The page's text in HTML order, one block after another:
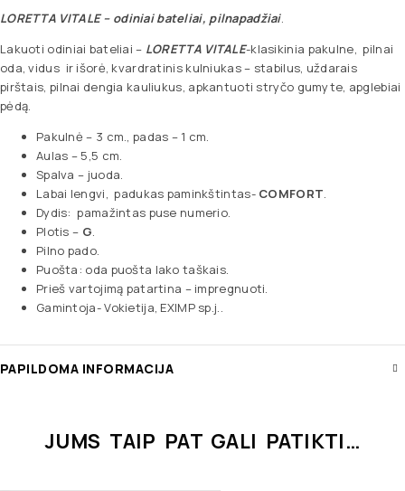
LORETTA VITALE– odiniai bateliai, pilnapadžiai.
Lakuoti odiniai bateliai – LORETTA VITALE-klasikinia pakulne, pilnai
oda, vidus ir išorė, kvardratinis kulniukas – stabilus, uždarais
pirštais, pilnai dengia kauliukus, apkantuoti stryčo gumyte, apglebiai
pėdą.
Pakulnė – 3 cm., padas – 1 cm.
Aulas – 5,5 cm.
Spalva – juoda.
Labai lengvi, padukas paminkštintas- COMFORT.
Dydis: pamažintas puse numerio.
Plotis – G.
Pilno pado.
Puošta: oda puošta lako taškais.
Prieš vartojimą patartina – impregnuoti.
Gamintoja- Vokietija, EXIMP sp.j..
PAPILDOMA INFORMACIJA
JUMS TAIP PAT GALI PATIKTI…